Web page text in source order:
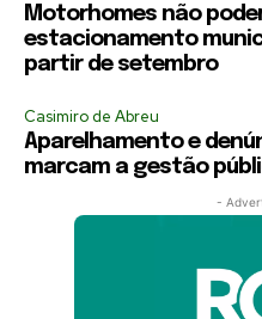
Motorhomes não
estacionamento
partir de setembro
Casimiro de Abreu
Aparelhamento e
marcam a gestão
-